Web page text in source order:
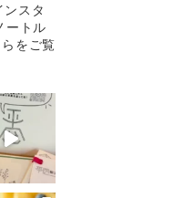
ンスタ
ートル
をご覧